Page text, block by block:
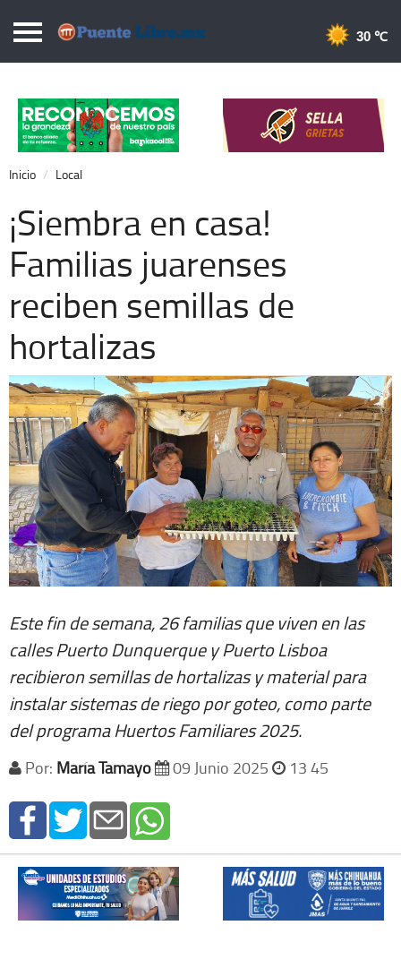
Puentelibre.mx
Local
Nacional
Opinión
Cronos
Economía
Espectáculos
Extra +
30 ℃
Inicio Local
¡Siembra en casa!
Familias juarenses
reciben semillas de
hortalizas
Este fin de semana, 26 familias que viven en las
calles Puerto Dunquerque y Puerto Lisboa
recibieron semillas de hortalizas y material para
instalar sistemas de riego por goteo, como parte
del programa Huertos Familiares 2025.
Por: María Tamayo 09 Junio 2025 13 45